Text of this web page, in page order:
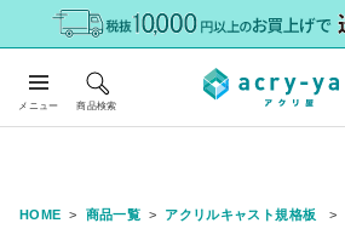
メニュー 商品検索
HOME 商品一覧 アクリルキャスト規格板